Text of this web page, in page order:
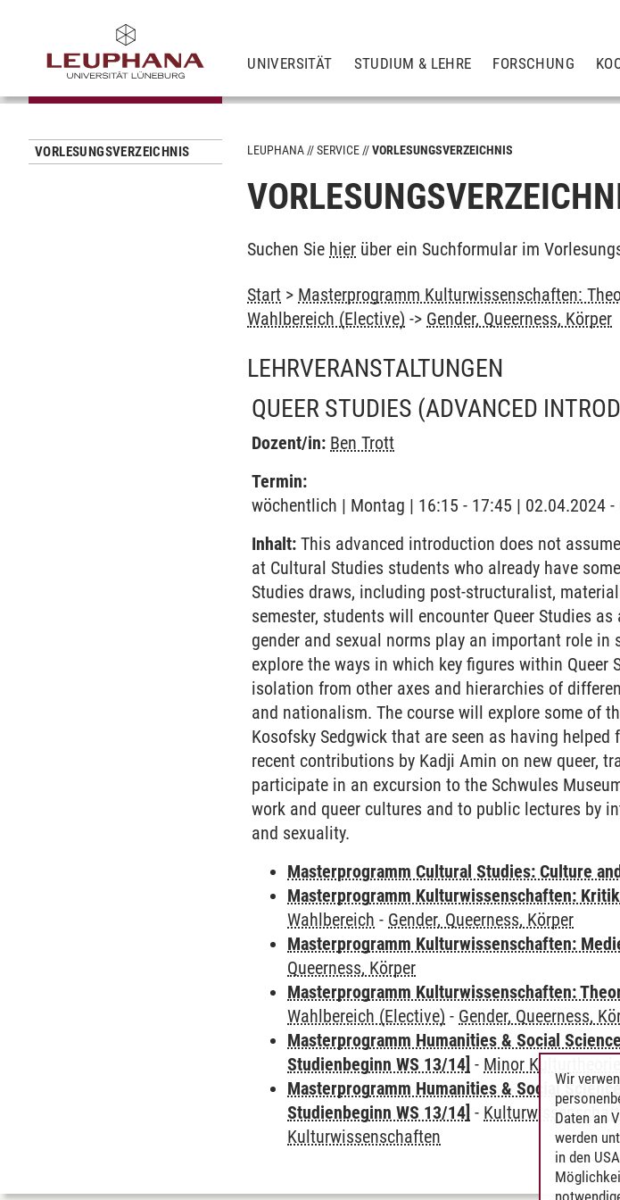
UNIVERSITÄT STUDIUM & LEHRE FORSCHUNG
VORLESUNGSVERZEICHNIS LEUPHANA SERVICE VORLESUNGSVERZEICHNIS
Suchen Sie hier über ein Suchformular im
Start > Masterprogramm Kulturwissenschaften:
Wahlbereich (Elective) -> Gender, Queerness, Körper
LEHRVERANSTALTUNGEN
QUEER STUDIES (ADVANCED
Dozent/in: Ben Trott
Termin:
wöchentlich | Montag | 16:15 - 17:45 | 02.04.2024
Inhalt: This advanced introduction does not
at Cultural Studies students who already have
Studies draws, including post-structuralist,
semester, students will encounter Queer Studies
gender and sexual norms play an important role
explore the ways in which key figures within
isolation from other axes and hierarchies of
and nationalism. The course will explore some of
Kosofsky Sedgwick that are seen as having
recent contributions by Kadji Amin on new queer,
participate in an excursion to the Schwules
work and queer cultures and to public lectures by
and sexuality.
Masterprogramm Cultural Studies: Culture
Masterprogramm Kulturwissenschaften:
Wahlbereich - Gender, Queerness, Körper
Masterprogramm Kulturwissenschaften:
Queerness, Körper
Masterprogramm Kulturwissenschaften:
Wahlbereich (Elective) - Gender, Queerness,
Masterprogramm Humanities & Social
Studienbeginn WS 13/14] - Minor Kulturtheorie
Masterprogramm Humanities & Social
Studienbeginn WS 13/14] -
Kulturwissenschaften
Wir
Daten an
werden
in den